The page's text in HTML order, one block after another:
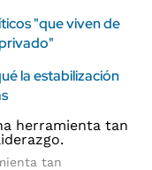
"que viven de
la estabilización
tan